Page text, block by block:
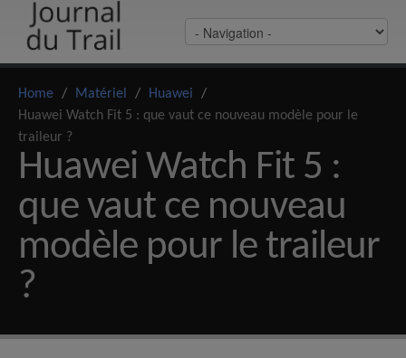
Home / Matériel / Huawei
/
Huawei Watch Fit 5 : que vaut ce nouveau modèle pour le
traileur ?
Huawei Watch Fit 5 :
que vaut ce nouveau
modèle pour le traileur
?